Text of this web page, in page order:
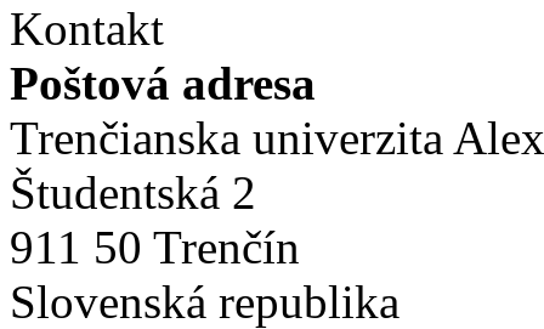
Kontakt
Poštová adresa
Trenčianska univerzita
Študentská 2
911 50 Trenčín
Slovenská republika